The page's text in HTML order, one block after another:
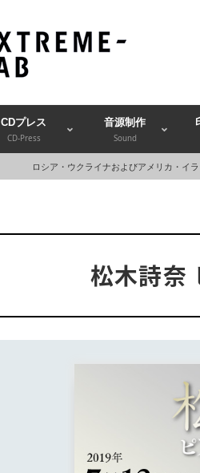
CDプレス
CD-Press
音源制作
Sound
ロシア・ウクライナおよびアメリカ・イ
松木詩奈